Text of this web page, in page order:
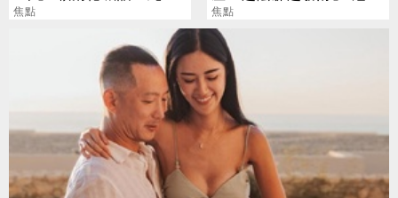
不生待何時
焦點
賺到翻
焦點